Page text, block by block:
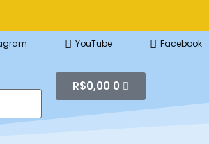
YouTube Facebook
R$0,00 0